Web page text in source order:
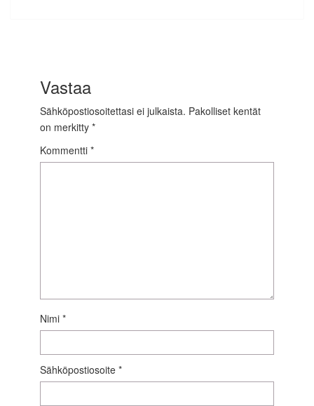
Vastaa
Sähköpostiosoitettasi ei julkaista. Pakolliset kentät
on merkitty *
Kommentti *
Nimi *
Sähköpostiosoite *